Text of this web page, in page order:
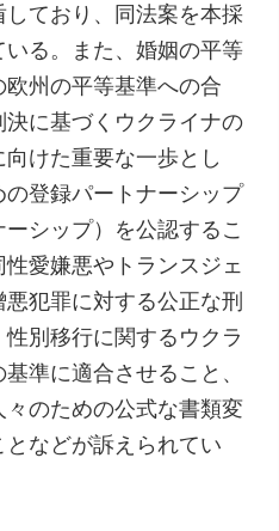
ており、同法案を本採
る。また、婚姻の平等
州の平等基準への合
に基づくウクライナの
けた重要な一歩とし
登録パートナーシップ
ーシップ）を公認するこ
愛嫌悪やトランスジェ
犯罪に対する公正な刑
別移行に関するウクラ
準に適合させること、
々のための公式な書類変
などが訴えられてい